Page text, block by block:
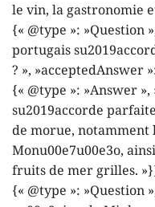
le vin, la gastronomie
{« @type »: »Question
portugais
? », »acceptedAnswer
{« @type »: »Answer
su2019accorde
de morue, notamment
Monu00e7u00e3o,
fruits de mer grilles.
{« @type »: »Question